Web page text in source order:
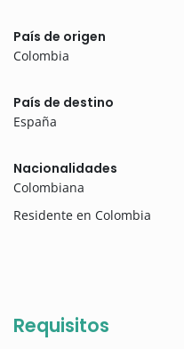
País de origen
Colombia
País de destino
España
Nacionalidades
Colombiana
Residente en Colombia
Requisitos